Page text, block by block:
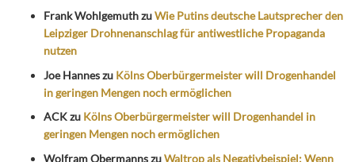
Frank WohlgemuthzuWie Putins deutsche Lautsprecher den
Leipziger Drohnenanschlag für antiwestliche Propaganda
nutzen
Joe Hanneszu Kölns Oberbürgermeister will Drogenhandel
in geringen Mengen noch ermöglichen
ACKzu Kölns Oberbürgermeister will Drogenhandel in
geringen Mengen noch ermöglichen
Wolfram ObermannszuWaltrop als Negativbeispiel: Wenn